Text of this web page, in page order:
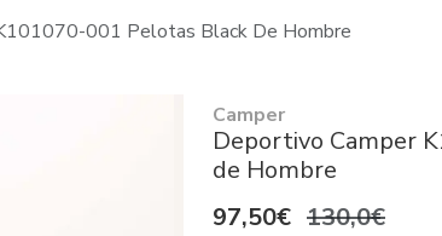
001 Pelotas Black De Hombre
Camper
Deportivo Camper
de Hombre
97,50€ 130,0€